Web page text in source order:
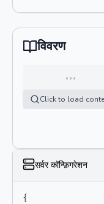
विवरण
…
Click to load
सर्वर कॉन्फ़िगरेशन
{